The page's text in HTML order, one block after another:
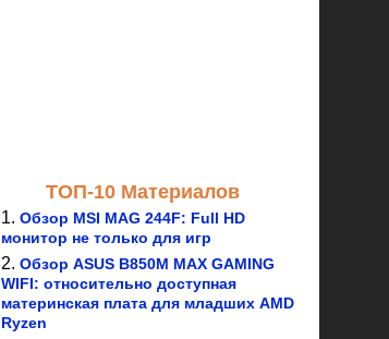
ТОП-10 Материалов
Обзор MSI MAG 244F: Full HD
монитор не только для игр
Обзор ASUS B850M MAX GAMING
WIFI: относительно доступная
материнская плата для младших AMD
Ryzen